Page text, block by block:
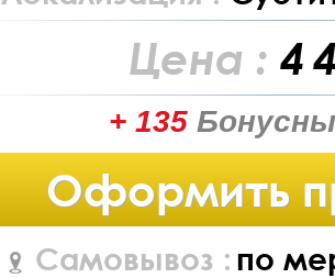
Цена : 4
+ 135
Оформить
Самовывоз : по